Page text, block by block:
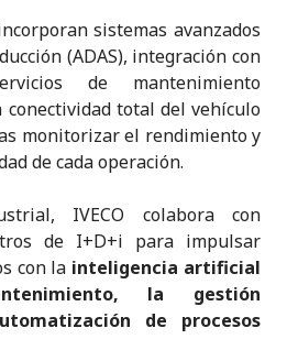
sistemas avanzados
(ADAS), integración con
de mantenimiento
conectividad total del vehículo
monitorizar el rendimiento y
de cada operación.
IVECO colabora con
de I+D+i para impulsar
con la inteligencia artificial
la gestión
de procesos